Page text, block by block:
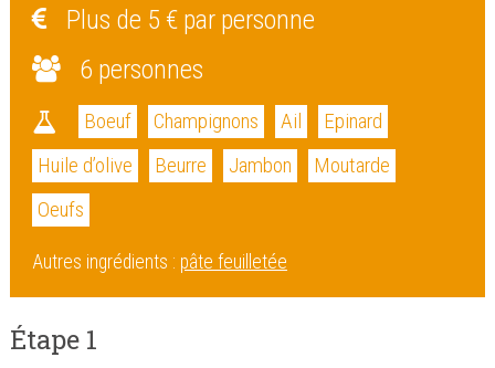
Plus de 5 € par personne
6 personnes
Boeuf Champignons Ail
Epinard
Huile d’olive
Beurre Jambon
Moutarde
Oeufs
Autres ingrédients : pâte feuilletée
Étape 1